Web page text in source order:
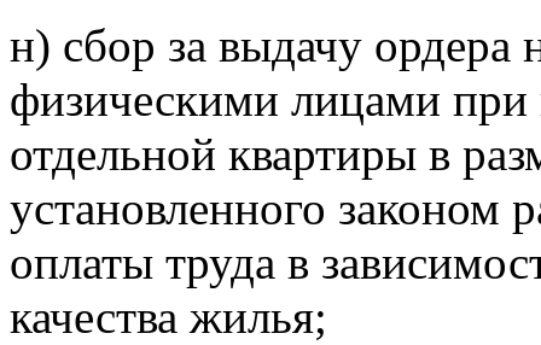
н) сбор за выдачу ордера
физическими лицами при
отдельной квартиры в
установленного законом
оплаты труда в
качества жилья;